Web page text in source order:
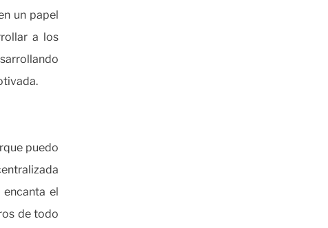
un papel
a los
puedo
el
de todo